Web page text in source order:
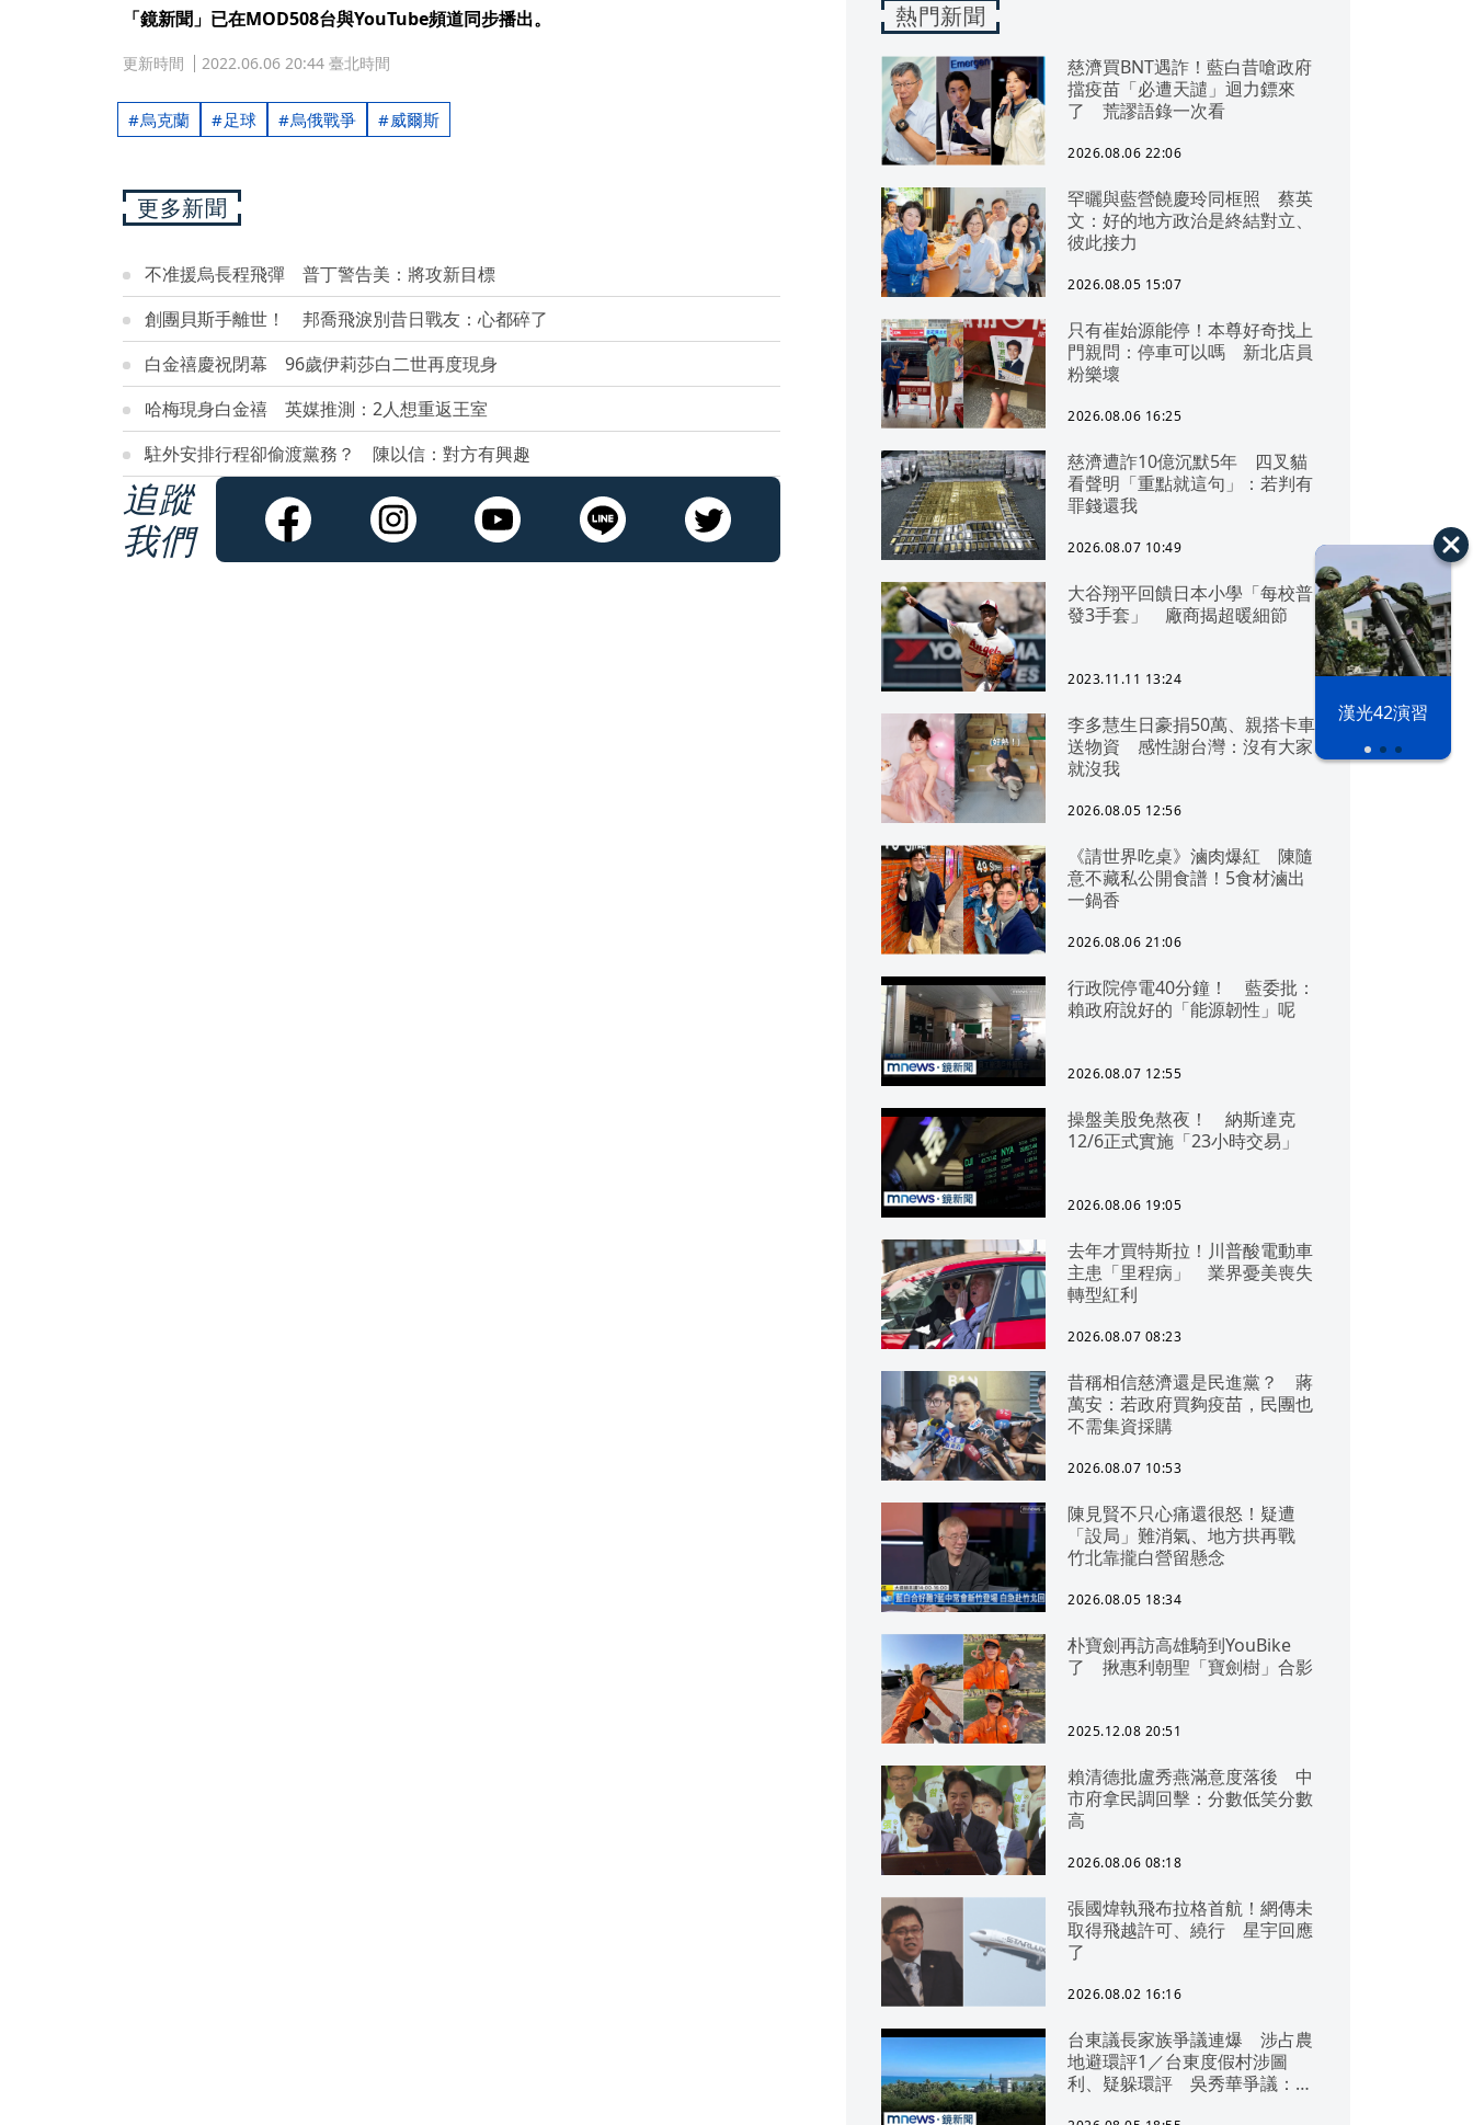
漢光42演習
「鏡新聞」已在MOD508台與YouTube頻道同步播出。
更新時間 2022.06.06 20:44 臺北時間
烏克蘭 足球 烏俄戰爭 威爾斯
更多新聞
不准援烏長程飛彈 普丁警告美：將攻新目標
創團貝斯手離世！ 邦喬飛淚別昔日戰友：心都碎了
白金禧慶祝閉幕 96歲伊莉莎白二世再度現身
哈梅現身白金禧 英媒推測：2人想重返王室
駐外安排行程卻偷渡黨務？ 陳以信：對方有興趣
追蹤
我們
熱門新聞
慈濟買BNT遇詐！藍白昔嗆政府
擋疫苗「必遭天譴」迴力鏢來
了 荒謬語錄一次看
2026.08.06 22:06
罕曬與藍營饒慶玲同框照 蔡英
文：好的地方政治是終結對立、
彼此接力
2026.08.05 15:07
只有崔始源能停！本尊好奇找上
門親問：停車可以嗎 新北店員
粉樂壞
2026.08.06 16:25
慈濟遭詐10億沉默5年 四叉貓
看聲明「重點就這句」：若判有
罪錢還我
2026.08.07 10:49
大谷翔平回饋日本小學「每校普
發3手套」 廠商揭超暖細節
2023.11.11 13:24
李多慧生日豪捐50萬、親搭卡車
送物資 感性謝台灣：沒有大家
就沒我
2026.08.05 12:56
《請世界吃桌》滷肉爆紅 陳隨
意不藏私公開食譜！5食材滷出
一鍋香
2026.08.06 21:06
行政院停電40分鐘！ 藍委批：
賴政府說好的「能源韌性」呢
2026.08.07 12:55
操盤美股免熬夜！ 納斯達克
12/6正式實施「23小時交易」
2026.08.06 19:05
去年才買特斯拉！川普酸電動車
主患「里程病」 業界憂美喪失
轉型紅利
2026.08.07 08:23
昔稱相信慈濟還是民進黨？ 蔣
萬安：若政府買夠疫苗，民團也
不需集資採購
2026.08.07 10:53
陳見賢不只心痛還很怒！疑遭
「設局」難消氣、地方拱再戰
竹北靠攏白營留懸念
2026.08.05 18:34
朴寶劍再訪高雄騎到YouBike
了 揪惠利朝聖「寶劍樹」合影
2025.12.08 20:51
賴清德批盧秀燕滿意度落後 中
市府拿民調回擊：分數低笑分數
高
2026.08.06 08:18
張國煒執飛布拉格首航！網傳未
取得飛越許可、繞行 星宇回應
了
2026.08.02 16:16
台東議長家族爭議連爆 涉占農
地避環評1／台東度假村涉圖
利、疑躲環評 吳秀華爭議：概